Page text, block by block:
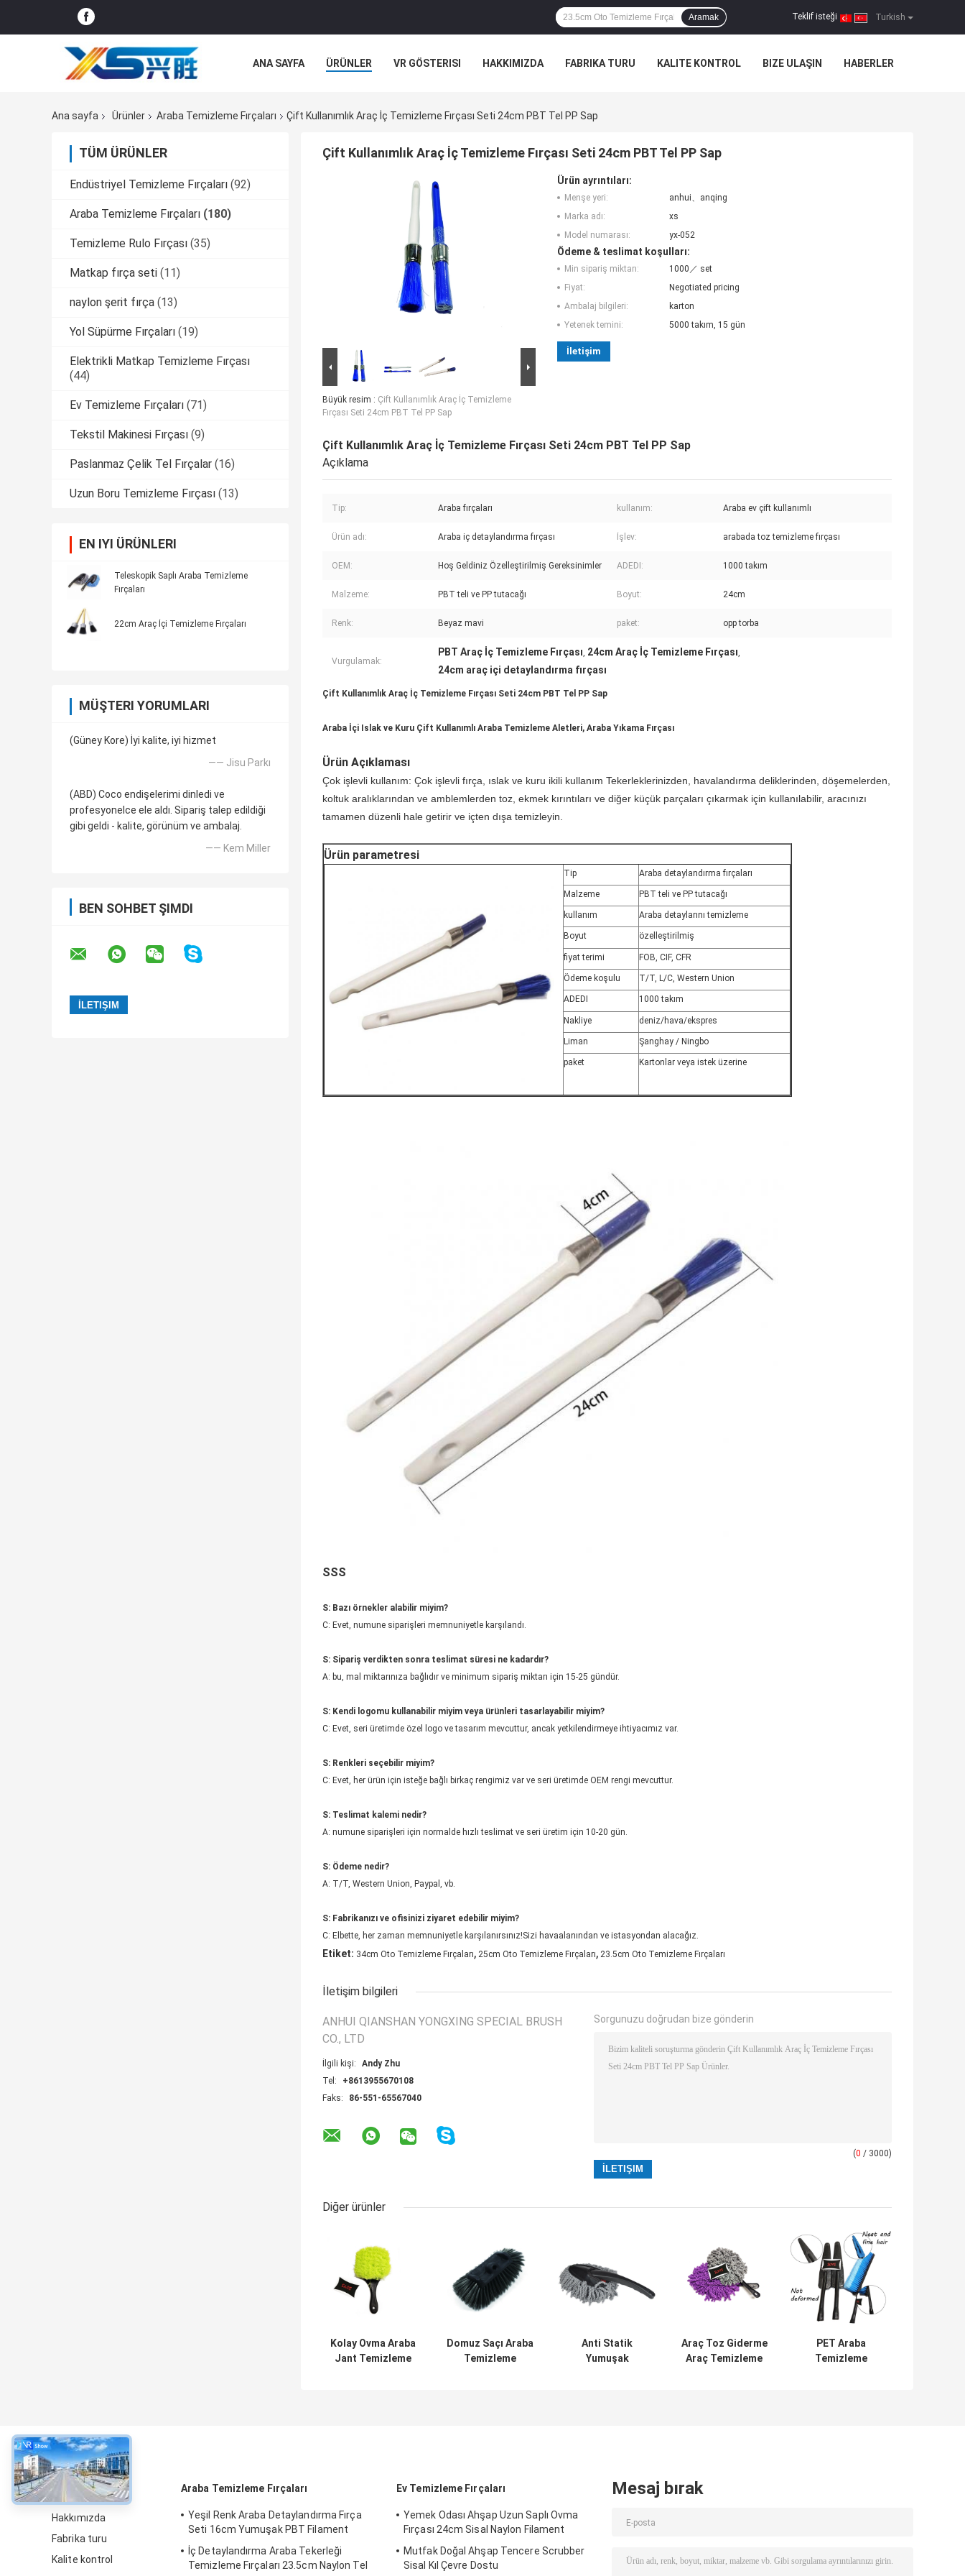
Turkish
Teklif isteği |
Aramak
ANA SAYFA ÜRÜNLER VR GÖSTERISI HAKKIMIZDA FABRIKA TURU KALITE KONTROL BIZE ULAŞIN HABERLER
Ana sayfa
Ürünler Araba Temizleme Fırçaları Çift Kullanımlık Araç İç Temizleme Fırçası Seti 24cm PBT Tel PP Sap
TÜM ÜRÜNLER
Endüstriyel Temizleme Fırçaları (92)
Araba Temizleme Fırçaları (180)
Temizleme Rulo Fırçası (35)
Matkap fırça seti (11)
naylon şerit fırça (13)
Yol Süpürme Fırçaları (19)
Elektrikli Matkap Temizleme Fırçası
(44)
Ev Temizleme Fırçaları (71)
Tekstil Makinesi Fırçası (9)
Paslanmaz Çelik Tel Fırçalar (16)
Uzun Boru Temizleme Fırçası (13)
EN IYI ÜRÜNLERI
Teleskopik Saplı Araba Temizleme
Fırçaları
22cm Araç İçi Temizleme Fırçaları
MÜŞTERI YORUMLARI
(Güney Kore) İyi kalite, iyi hizmet
—— Jisu Parkı
(ABD) Coco endişelerimi dinledi ve
profesyonelce ele aldı. Sipariş talep edildiği
gibi geldi - kalite, görünüm ve ambalaj.
—— Kem Miller
BEN SOHBET ŞIMDI
Çift Kullanımlık Araç İç Temizleme Fırçası Seti 24cm PBT Tel PP Sap
Büyük resim : Çift Kullanımlık Araç İç Temizleme
Fırçası Seti 24cm PBT Tel PP Sap
Ürün ayrıntıları:
Menşe yeri:
anhui、anqing
Marka adı:
xs
Model numarası:
yx-052
Ödeme & teslimat koşulları:
Min sipariş miktarı:
1000／ set
Fiyat:
Negotiated pricing
Ambalaj bilgileri:
karton
Yetenek temini:
5000 takım, 15 gün
İletişim
Çift Kullanımlık Araç İç Temizleme Fırçası Seti 24cm PBT Tel PP Sap
Açıklama
Tip: Araba fırçaları kullanım: Araba ev çift kullanımlı
Ürün adı: Araba iç detaylandırma fırçası İşlev: arabada toz temizleme fırçası
OEM: Hoş Geldiniz Özelleştirilmiş Gereksinimler ADEDI: 1000 takım
Malzeme: PBT teli ve PP tutacağı Boyut: 24cm
Renk: Beyaz mavi paket: opp torba
Vurgulamak:
PBT Araç İç Temizleme Fırçası, 24cm Araç İç Temizleme Fırçası,
24cm araç içi detaylandırma fırçası
Çift Kullanımlık Araç İç Temizleme Fırçası Seti 24cm PBT Tel PP Sap
Araba İçi Islak ve Kuru Çift Kullanımlı Araba Temizleme Aletleri, Araba Yıkama Fırçası
Ürün Açıklaması
Çok işlevli kullanım: Çok işlevli fırça, ıslak ve kuru ikili kullanım Tekerleklerinizden, havalandırma deliklerinden, döşemelerden,
koltuk aralıklarından ve amblemlerden toz, ekmek kırıntıları ve diğer küçük parçaları çıkarmak için kullanılabilir, aracınızı
tamamen düzenli hale getirir ve içten dışa temizleyin.
Ürün parametresi
Tip Araba detaylandırma fırçaları
Malzeme PBT teli ve PP tutacağı
kullanım Araba detaylarını temizleme
Boyut özelleştirilmiş
fiyat terimi FOB, CIF, CFR
Ödeme koşulu T/T, L/C, Western Union
ADEDI 1000 takım
Nakliye deniz/hava/ekspres
Liman Şanghay / Ningbo
paket Kartonlar veya istek üzerine
SSS
S: Bazı örnekler alabilir miyim?
C: Evet, numune siparişleri memnuniyetle karşılandı.
S: Sipariş verdikten sonra teslimat süresi ne kadardır?
A: bu, mal miktarınıza bağlıdır ve minimum sipariş miktarı için 15-25 gündür.
S: Kendi logomu kullanabilir miyim veya ürünleri tasarlayabilir miyim?
C: Evet, seri üretimde özel logo ve tasarım mevcuttur, ancak yetkilendirmeye ihtiyacımız var.
S: Renkleri seçebilir miyim?
C: Evet, her ürün için isteğe bağlı birkaç rengimiz var ve seri üretimde OEM rengi mevcuttur.
S: Teslimat kalemi nedir?
A: numune siparişleri için normalde hızlı teslimat ve seri üretim için 10-20 gün.
S: Ödeme nedir?
A: T/T, Western Union, Paypal, vb.
S: Fabrikanızı ve ofisinizi ziyaret edebilir miyim?
C: Elbette, her zaman memnuniyetle karşılanırsınız!Sizi havaalanından ve istasyondan alacağız.
Etiket: 34cm Oto Temizleme Fırçaları, 25cm Oto Temizleme Fırçaları, 23.5cm Oto Temizleme Fırçaları
İletişim bilgileri
ANHUI QIANSHAN YONGXING SPECIAL BRUSH
CO., LTD
İlgili kişi:
Andy Zhu
Tel:
+8613955670108
Faks:
86-551-65567040
Sorgunuzu doğrudan bize gönderin
(0 / 3000)
Diğer ürünler
Kolay Ovma Araba
Jant Temizleme
Domuz Saçı Araba
Temizleme
Anti Statik
Yumuşak
Araç Toz Giderme
Araç Temizleme
PET Araba
Temizleme
Hakkında
Hakkımızda
Fabrika turu
Kalite kontrol
Araba Temizleme Fırçaları
Yeşil Renk Araba Detaylandırma Fırça
Seti 16cm Yumuşak PBT Filament
İç Detaylandırma Araba Tekerleği
Temizleme Fırçaları 23.5cm Naylon Tel
Ev Temizleme Fırçaları
Yemek Odası Ahşap Uzun Saplı Ovma
Fırçası 24cm Sisal Naylon Filament
Mutfak Doğal Ahşap Tencere Scrubber
Sisal Kıl Çevre Dostu
Mesaj bırak